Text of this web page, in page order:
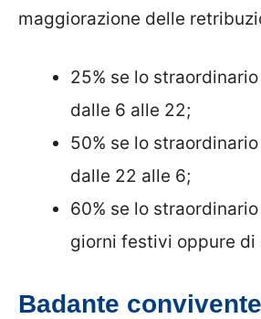
maggiorazione delle
25% se lo
dalle 6 alle 22;
50% se lo
dalle 22 alle 6;
60% se lo
giorni festivi oppure di
Badante